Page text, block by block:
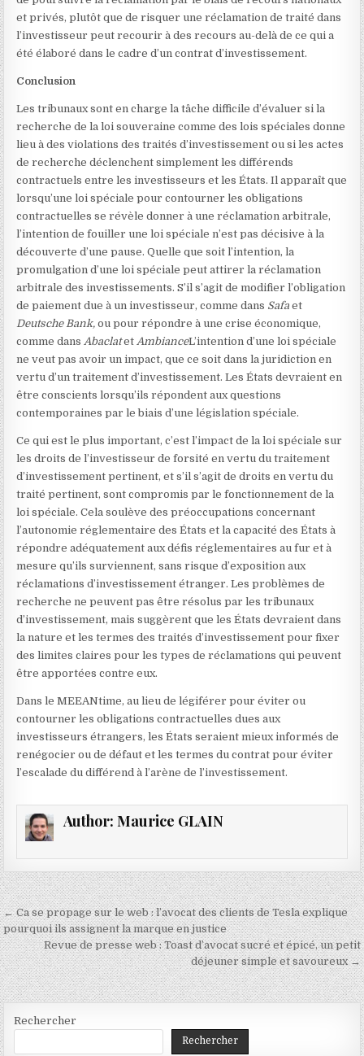
et privés, plutôt que de risquer une réclamation de traité dans
l’investisseur peut recourir à des recours au-delà de ce qui a
été élaboré dans le cadre d’un contrat d’investissement.
Conclusion
Les tribunaux sont en charge la tâche difficile d’évaluer si la
recherche de la loi souveraine comme des lois spéciales donne
lieu à des violations des traités d’investissement ou si les actes
de recherche déclenchent simplement les différends
contractuels entre les investisseurs et les États. Il apparaît que
lorsqu’une loi spéciale pour contourner les obligations
contractuelles se révèle donner à une réclamation arbitrale,
l’intention de fouiller une loi spéciale n’est pas décisive à la
découverte d’une pause. Quelle que soit l’intention, la
promulgation d’une loi spéciale peut attirer la réclamation
arbitrale des investissements. S’il s’agit de modifier l’obligation
de paiement due à un investisseur, comme dans Safa et
Deutsche Bank,ou pour répondre à une crise économique,
comme dansAbaclatetAmbianceL’intention d’une loi spéciale
ne veut pas avoir un impact, que ce soit dans la juridiction en
vertu d’un traitement d’investissement. Les États devraient en
être conscients lorsqu’ils répondent aux questions
contemporaines par le biais d’une législation spéciale.
Ce qui est le plus important, c’est l’impact de la loi spéciale sur
les droits de l’investisseur de forsité en vertu du traitement
d’investissement pertinent, et s’il s’agit de droits en vertu du
traité pertinent, sont compromis par le fonctionnement de la
loi spéciale. Cela soulève des préoccupations concernant
l’autonomie réglementaire des États et la capacité des États à
répondre adéquatement aux défis réglementaires au fur et à
mesure qu’ils surviennent, sans risque d’exposition aux
réclamations d’investissement étranger. Les problèmes de
recherche ne peuvent pas être résolus par les tribunaux
d’investissement, mais suggèrent que les États devraient dans
la nature et les termes des traités d’investissement pour fixer
des limites claires pour les types de réclamations qui peuvent
être apportées contre eux.
Dans le MEEANtime, au lieu de légiférer pour éviter ou
contourner les obligations contractuelles dues aux
investisseurs étrangers, les États seraient mieux informés de
renégocier ou de défaut et les termes du contrat pour éviter
l’escalade du différend à l’arène de l’investissement.
Author: Maurice GLAIN
Navigation
de
l’article
← Ca se propage sur le web : l’avocat des clients de Tesla explique
pourquoi ils assignent la marque en justice
Revue de presse web : Toast d’avocat sucré et épicé, un petit
déjeuner simple et savoureux →
Rechercher
Rechercher